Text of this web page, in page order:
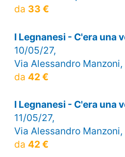
da 33 €
I Legnanesi - C'era una
10/05/27,
Via Alessandro Manzoni,
da 42 €
I Legnanesi - C'era una
11/05/27,
Via Alessandro Manzoni,
da 42 €